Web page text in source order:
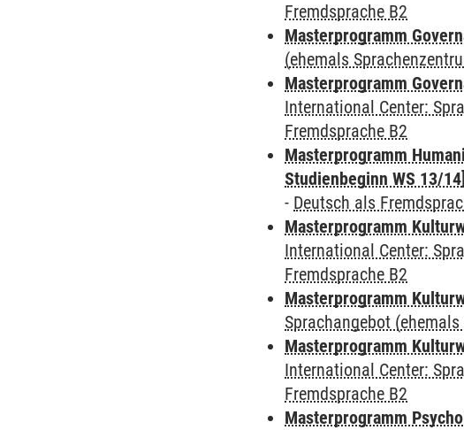
Fremdsprache B2
Masterprogramm
(ehemals
Masterprogramm
International Center:
Fremdsprache B2
Masterprogramm
Studienbeginn WS 13/14]
- Deutsch als
Masterprogramm
International Center:
Fremdsprache B2
Masterprogramm
Sprachangebot
Masterprogramm
International Center:
Fremdsprache B2
Masterprogramm